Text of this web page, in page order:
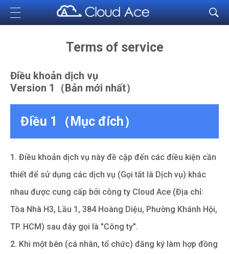
Cloud Ace
Nhà cung cấp giải pháp trên GCP cho doanh nghiệp
Terms of service
Điều khoản dịch vụ
Version 1（Bản mới nhất）
Điều 1（Mục đích）
1. Điều khoản dịch vụ này đề cập đến các điều kiện cần
thiết để sử dụng các dịch vụ (Gọi tắt là Dịch vụ) khác
nhau được cung cấp bởi công ty Cloud Ace (Địa chỉ:
Tòa Nhà H3, Lầu 1, 384 Hoàng Diệu, Phường Khánh Hội,
TP. HCM) sau đây gọi là "Công ty".
2. Khi một bên (cá nhân, tổ chức) đăng ký làm hợp đồng